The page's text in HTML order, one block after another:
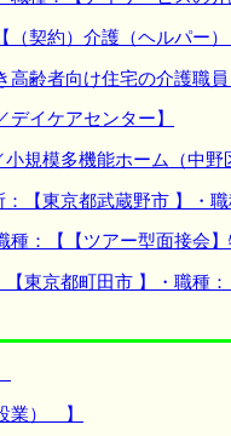
契約）介護（ヘルパー）
齢者向け住宅の介護職員
イケアセンター】
規模多機能ホーム（中野
東京都武蔵野市 】・職
：【【ツアー型面接会】
京都町田市 】・職種：
業） 】